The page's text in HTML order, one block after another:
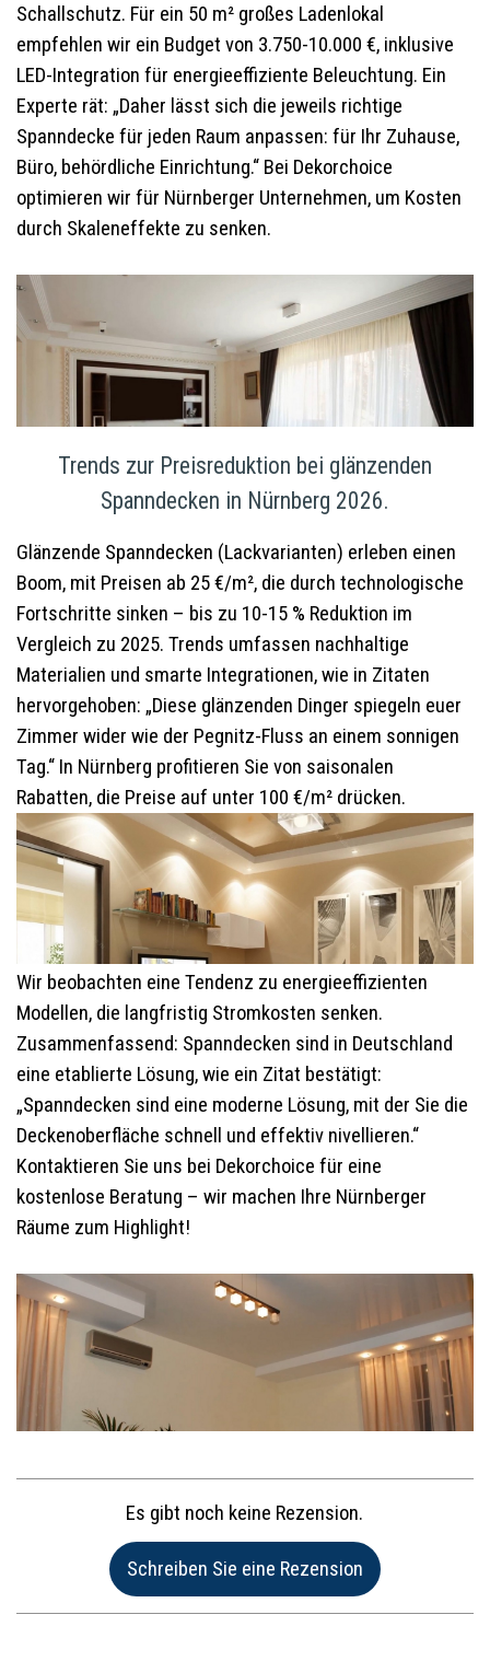
Schallschutz. Für ein 50 m² großes Ladenlokal
empfehlen wir ein Budget von 3.750-10.000 €, inklusive
LED-Integration für energieeffiziente Beleuchtung. Ein
Experte rät: „Daher lässt sich die jeweils richtige
Spanndecke für jeden Raum anpassen: für Ihr Zuhause,
Büro, behördliche Einrichtung.“ Bei Dekorchoice
optimieren wir für Nürnberger Unternehmen, um Kosten
durch Skaleneffekte zu senken.
Trends zur Preisreduktion bei glänzenden
Spanndecken in Nürnberg 2026.
Glänzende Spanndecken (Lackvarianten) erleben einen
Boom, mit Preisen ab 25 €/m², die durch technologische
Fortschritte sinken – bis zu 10-15 % Reduktion im
Vergleich zu 2025. Trends umfassen nachhaltige
Materialien und smarte Integrationen, wie in Zitaten
hervorgehoben: „Diese glänzenden Dinger spiegeln euer
Zimmer wider wie der Pegnitz-Fluss an einem sonnigen
Tag.“ In Nürnberg profitieren Sie von saisonalen
Rabatten, die Preise auf unter 100 €/m² drücken.
Wir beobachten eine Tendenz zu energieeffizienten
Modellen, die langfristig Stromkosten senken.
Zusammenfassend: Spanndecken sind in Deutschland
eine etablierte Lösung, wie ein Zitat bestätigt:
„Spanndecken sind eine moderne Lösung, mit der Sie die
Deckenoberfläche schnell und effektiv nivellieren.“
Kontaktieren Sie uns bei Dekorchoice für eine
kostenlose Beratung – wir machen Ihre Nürnberger
Räume zum Highlight!
Es gibt noch keine Rezension.